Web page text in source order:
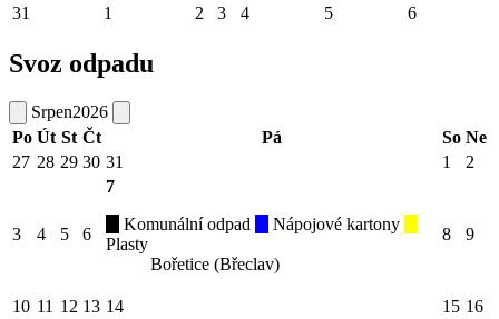
31
1 2 3 4 5 6
Svoz odpadu
Srpen2026
Po Út St Čt Pá So Ne
27 28 29 30 31 1 2
3 4 5 6
7
Komunální odpad
Nápojové kartony
Plasty
Bořetice (Břeclav)
8 9
10 11 12 13 14 15 16